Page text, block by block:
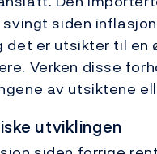
siden
det er utsikter til en
Verken disse
av utsiktene
utviklingen